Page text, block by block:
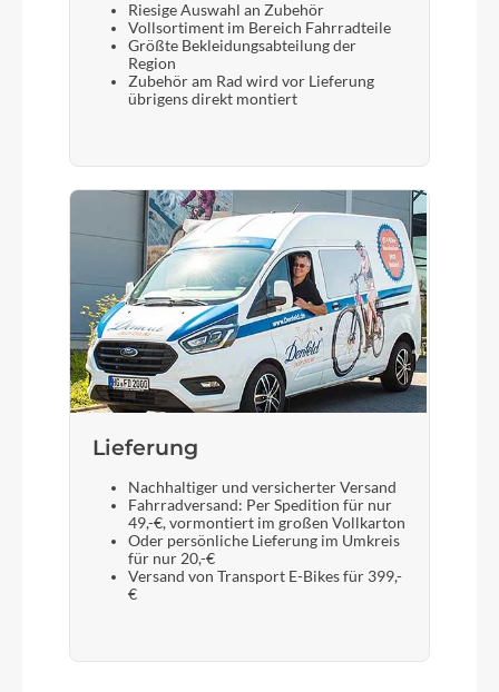
Bremshebel
Tektro
Steuersatz
FSA no.11N
Sattel
BULLS sportive Comfort
Gabel
SR SUNTOUR XCE-28 100 mm
Sattelstütze
STYX Aluminium
Riesige Auswahl an Zubehör
Vollsortiment im Bereich Fahrradteile
Größte Bekleidungsabteilung der
Region
Zubehör am Rad wird vor Lieferung
übrigens direkt montiert
Lieferung
Nachhaltiger und versicherter Versand
Fahrradversand: Per Spedition für nur
49,-€, vormontiert im großen Vollkarton
Oder persönliche Lieferung im Umkreis
für nur 20,-€
Versand von Transport E-Bikes für 399,-
€